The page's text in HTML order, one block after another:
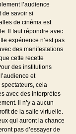
l’audience
de savoir si
de cinéma est
Il faut répondre avec
expérience n’est pas
des manifestations
cette recette
des institutions
et
cela
avec des interprètes
Il n’y a aucun
de la salle virtuelle.
qui auront la chance
pas d’essayer de